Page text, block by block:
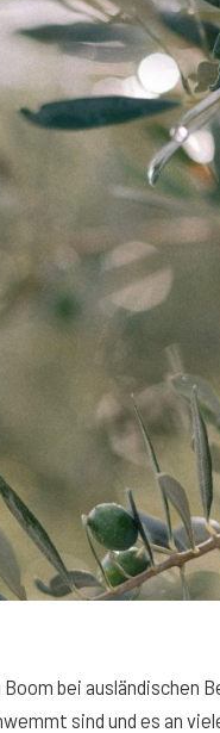
bei ausländischen
sind und es an